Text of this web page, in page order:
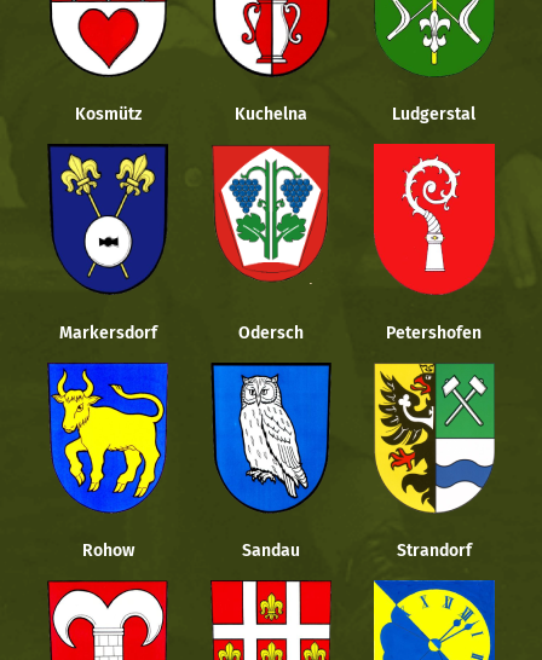
Kosmütz Kuchelna Ludgerstal
Markersdorf Odersch Petershofen
Rohow Sandau Strandorf